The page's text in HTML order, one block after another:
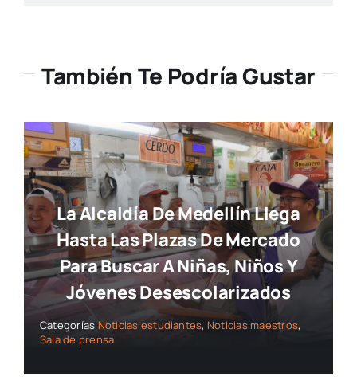
También Te Podría Gustar
La Alcaldía De Medellín Llega
Hasta Las Plazas De Mercado
Para Buscar A Niñas, Niños Y
Jóvenes Desescolarizados
Categorías Noticias estudiantes, Noticias maestros,
Sala de prensa